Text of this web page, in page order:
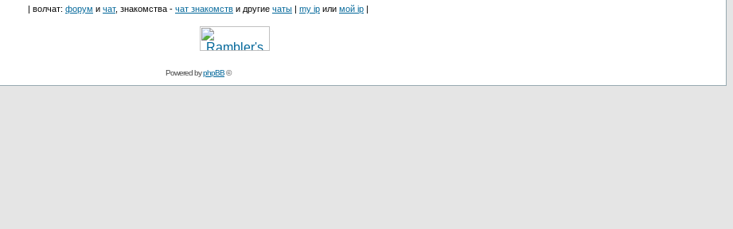
| волчат: форум и чат, знакомства - чат знакомств и другие чаты | my ip или мой ip |
Powered byphpBB©